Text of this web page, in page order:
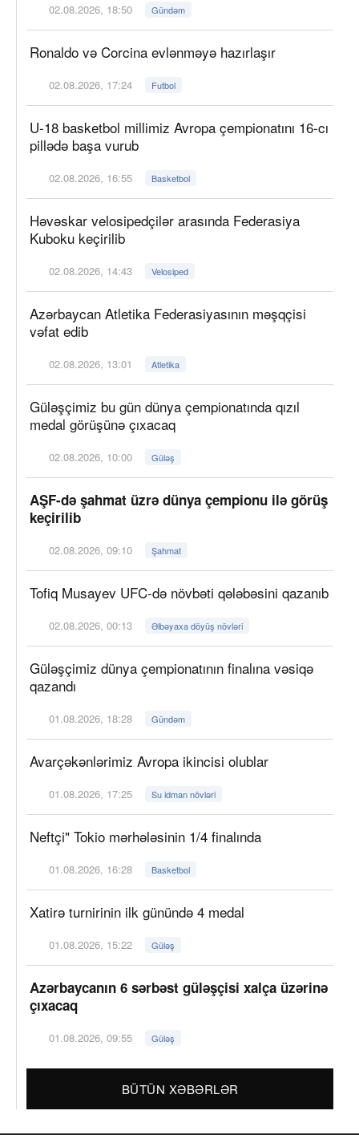
02.08.2026, 18:50 Gündəm
Ronaldo və Corcina evlənməyə hazırlaşır
02.08.2026, 17:24 Futbol
U-18 basketbol millimiz Avropa çempionatını 16-cı
pillədə başa vurub
02.08.2026, 16:55 Basketbol
Həvəskar velosipedçilər arasında Federasiya
Kuboku keçirilib
02.08.2026, 14:43 Velosiped
Azərbaycan Atletika Federasiyasının məşqçisi
vəfat edib
02.08.2026, 13:01 Atletika
Güləşçimiz bu gün dünya çempionatında qızıl
medal görüşünə çıxacaq
02.08.2026, 10:00 Güləş
AŞF-də şahmat üzrə dünya çempionu ilə görüş
keçirilib
02.08.2026, 09:10 Şahmat
Tofiq Musayev UFC-də növbəti qələbəsini qazanıb
02.08.2026, 00:13 Əlbəyaxa döyüş növləri
Güləşçimiz dünya çempionatının finalına vəsiqə
qazandı
01.08.2026, 18:28 Gündəm
Avarçəkənlərimiz Avropa ikincisi olublar
01.08.2026, 17:25 Su idman növləri
Neftçi" Tokio mərhələsinin 1/4 finalında
01.08.2026, 16:28 Basketbol
Xatirə turnirinin ilk günündə 4 medal
01.08.2026, 15:22 Güləş
Azərbaycanın 6 sərbəst güləşçisi xalça üzərinə
çıxacaq
01.08.2026, 09:55 Güləş
BÜTÜN XƏBƏRLƏR